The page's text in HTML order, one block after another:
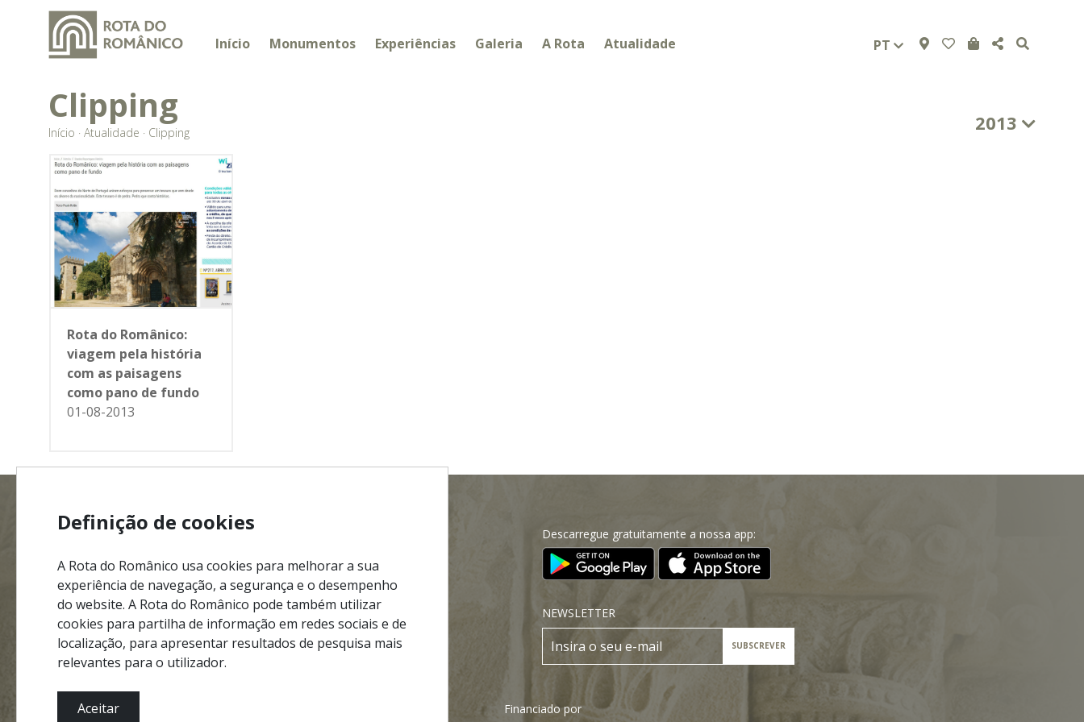
Início Monumentos Experiências Galeria A Rota Atualidade PT
Clipping
Início · Atualidade · Clipping 2013
Rota do Românico:
viagem pela história
com as paisagens
como pano de fundo
01-08-2013
#ROTADOROMANICO
Mapa do Site
Ficha Técnica
Política de Privacidade
Termos e Condições
Contactos
Descarregue gratuitamente a nossa app:
NEWSLETTER
SUBSCREVER
Parcerias Financiado por
Definição de cookies
A Rota do Românico usa cookies para melhorar a sua
experiência de navegação, a segurança e o desempenho
do website. A Rota do Românico pode também utilizar
cookies para partilha de informação em redes sociais e de
localização, para apresentar resultados de pesquisa mais
relevantes para o utilizador.
Aceitar